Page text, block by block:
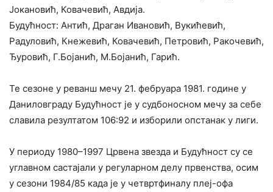
Јокановић, Ковачевић, Авдија.
Будућност: Антић, Драган Ивановић, Вукићевић,
Радуловић, Кнежевић, Ковачевић, Петровић, Ракочевић,
Ђуровић, Г.Бојанић, М.Бојанић, Гарић.
Те сезоне у реванш мечу 21. фебруара 1981. године у
Даниловграду Будућност је у судбоносном мечу за себе
славила резултатом 106:92 и изборили опстанак у лиги.
У периоду 1980–1997 Црвена звезда и Будућност су се
углавном састајали у регуларном делу првенства, осим
у сезони 1984/85 када је у четвртфиналу плеј-офа